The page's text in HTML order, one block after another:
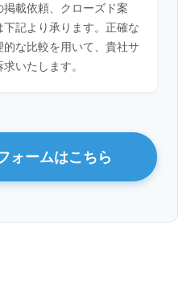
載依頼、クローズド案
記より承ります。正確な
な比較を用いて、貴社サ
いたします。
ォームはこちら